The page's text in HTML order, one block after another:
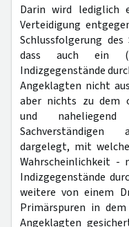
Darin wird lediglich
Verteidigung
Schlussfolgerung
dass auch ein
Indizgegenstände
Angeklagten nicht
aber nichts zu dem
und
Sachverständigen
dargelegt, mit
Wahrscheinlichkeit -
Indizgegenstände
weitere von einem
Primärspuren in
Angeklagten